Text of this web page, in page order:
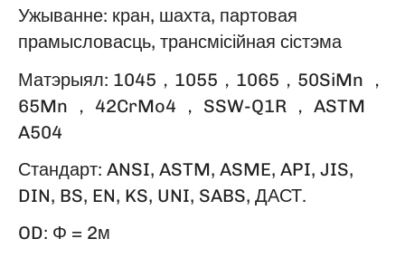
Ужыванне: кран, шахта, партовая
прамысловасць, трансмісійная сістэма
Матэрыял: 1045，1055，1065，50SiMn ，
65Mn ， 42CrMo4 ， SSW-Q1R ， ASTM
A504
Стандарт: ANSI, ASTM, ASME, API, JIS,
DIN, BS, EN, KS, UNI, SABS, ДАСТ.
OD: Φ = 2м